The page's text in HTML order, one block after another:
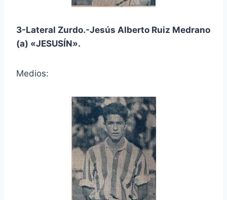
3-Lateral Zurdo.-Jesús Alberto Ruiz Medrano
(a) «JESUSÍN».
Medios: